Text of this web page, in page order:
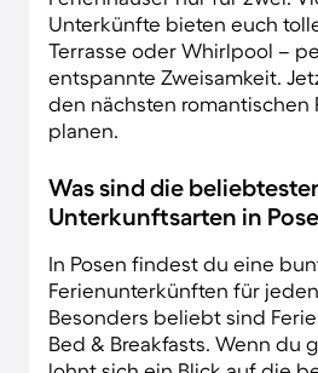
Unterkünfte bieten euch
Terrasse oder Whirlpool –
entspannte Zweisamkeit.
den nächsten romantischen
planen.
Was sind die
Unterkunftsarten in
In Posen findest du eine
Ferienunterkünften für
Besonders beliebt sind
Bed & Breakfasts. Wenn du